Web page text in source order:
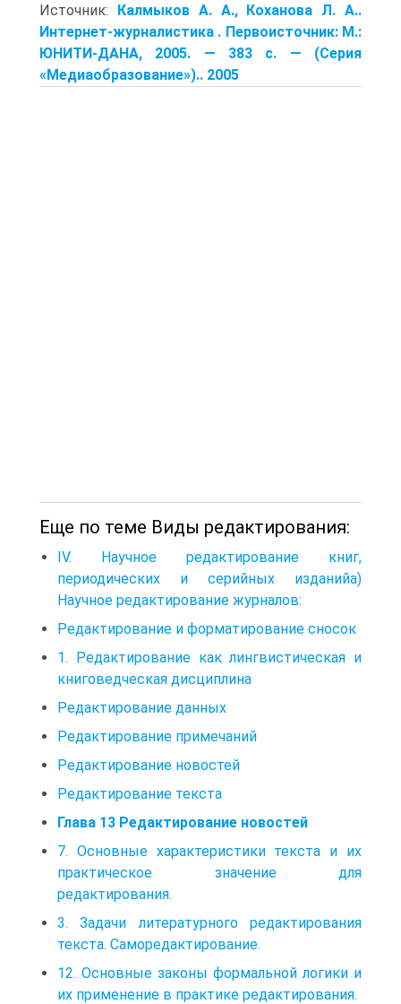
Источник: Калмыков А. А., Коханова Л. А..
Интернет-журналистика . Первоисточник: М.:
ЮНИТИ-ДАНА, 2005. — 383 с. — (Серия
«Медиаобразование»).. 2005
Еще по теме Виды редактирования:
IV. Научное редактирование книг,
периодических и серийных изданийа)
Научное редактирование журналов:
Редактирование и форматирование сносок
1. Редактирование как лингвистическая и
книговедческая дисциплина
Редактирование данных
Редактирование примечаний
Редактирование новостей
Редактирование текста
Глава 13 Редактирование новостей
7. Основные характеристики текста и их
практическое значение для
редактирования.
3. Задачи литературного редактирования
текста. Саморедактирование.
12. Основные законы формальной логики и
их применение в практике редактирования.